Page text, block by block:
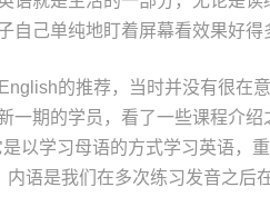
己单纯地盯着屏幕看效果好得
的推荐，当时并没有很在
一期的学员，看了一些课程介绍
以学习母语的方式学习英语，
语是我们在多次练习发音之后